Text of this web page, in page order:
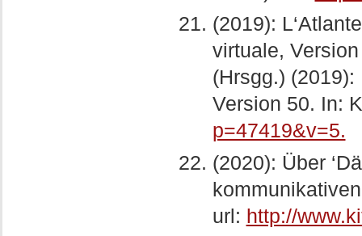
(2019):
virtuale,
(Hrsgg.)
Version 50. In:
p=47419&v=5.
(2020): Über
url: http://